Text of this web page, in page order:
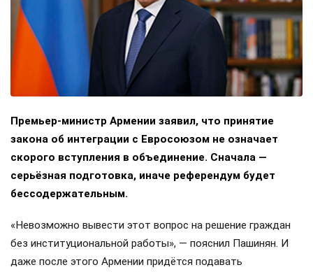
Премьер-министр Армении заявил, что принятие
закона об интеграции с Евросоюзом не означает
скорого вступления в объединение. Сначала —
серьёзная подготовка, иначе референдум будет
бессодержательным.
«Невозможно вывести этот вопрос на решение граждан
без институциональной работы», — пояснил Пашинян. И
даже после этого Армении придётся подавать